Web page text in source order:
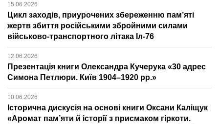
15.06.2026
Цикл заходів, приурочених збереженню пам’яті
жертв збиття російськими збройними силами
військово-транспортного літака Іл-76
12.06.2026
Презентація книги Олександра Кучерука «30 адрес
Симона Петлюри. Київ 1904–1920 рр.»
10.06.2026
Історична дискусія на основі книги Оксани Каліщук
«Аромат пам’яти й історії з присмаком гіркоти.